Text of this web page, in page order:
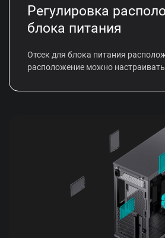
Регулировка
блока питания
Отсек для блока питания
расположение можно настраивать